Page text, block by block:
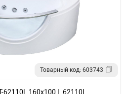
Товарный код: 603743
160x100 L 62110L